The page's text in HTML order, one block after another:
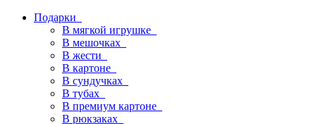
Подарки
В мягкой игрушке
В мешочках
В жести
В картоне
В сундучках
В тубах
В премиум картоне
В рюкзаках